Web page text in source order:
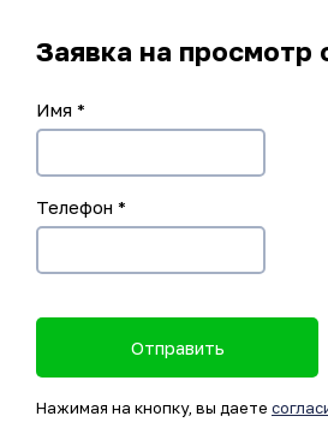
Заявка на просмотр
Имя *
Телефон *
Отправить
Нажимая на кнопку, вы даете